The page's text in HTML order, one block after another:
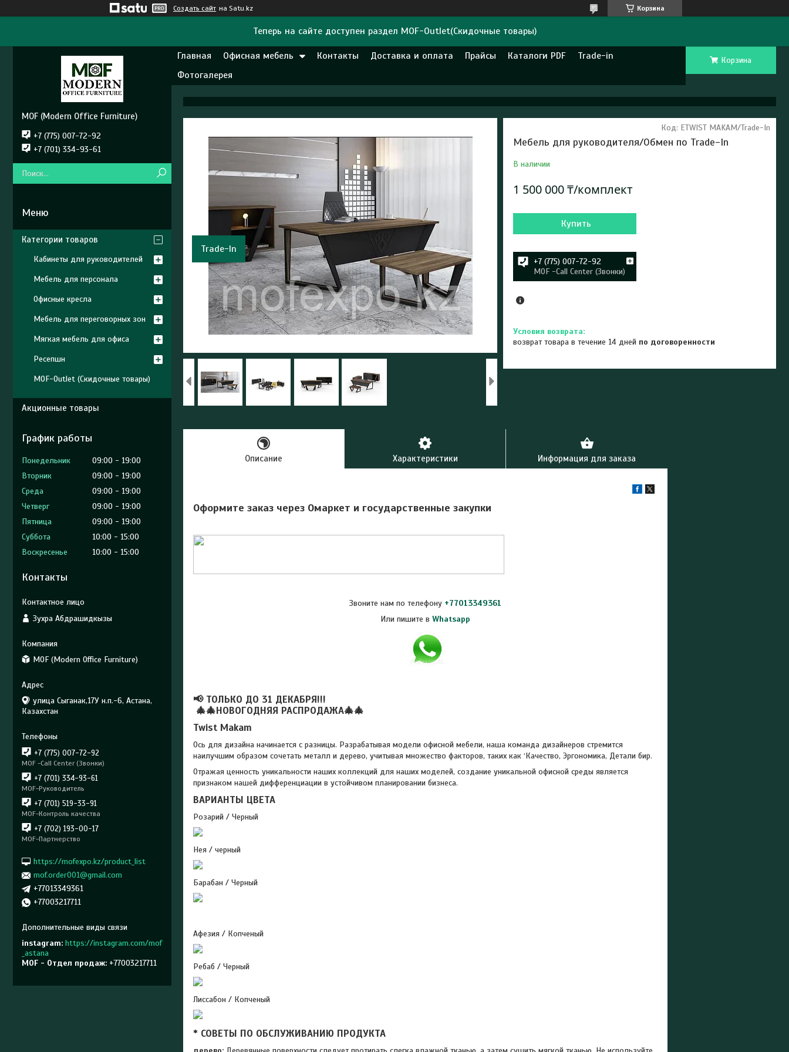
Создать сайт на Satu.kz Корзина
Теперь на сайте доступен раздел MOF-Outlet(Скидочные товары)
Главная Офисная мебель Контакты Доставка и оплата Прайсы Каталоги PDF
Trade-in
Фотогалерея
Корзина
Trade-In
Мебель для руководителя/Обмен по Trade-In
В наличии
Код: ETWIST MAKAM/Trade-In
1 500 000 ₸/комплект
Купить
+7 (775) 007-72-92
MOF -Call Center (Звонки)
возврат товара в течение 14 дней по договоренности
Описание Характеристики Информация для заказа
Оформите заказ через Омаркет и государственные закупки
Звоните нам по телефону +77013349361
Или пишите в Whatsapp
📢 ТОЛЬКО ДО 31 ДЕКАБРЯ!!!
🎄🎄НОВОГОДНЯЯ РАСПРОДАЖА🎄🎄
Twist Makam
Ось для дизайна начинается с разницы. Разрабатывая модели офисной мебели, наша команда дизайнеров стремится
наилучшим образом сочетать металл и дерево, учитывая множество факторов, таких как ‘Качество, Эргономика, Детали бир.
Отражая ценность уникальности наших коллекций для наших моделей, создание уникальной офисной среды является
признаком нашей дифференциации в устойчивом планировании бизнеса.
ВАРИАНТЫ ЦВЕТА
Розарий / Черный
Нея / черный
Барабан / Черный
Афезия / Копченый
Ребаб / Черный
Лиссабон / Копченый
* СОВЕТЫ ПО ОБСЛУЖИВАНИЮ ПРОДУКТА
MOF (Modern Office Furniture)
+7 (775) 007-72-92
+7 (701) 334-93-61
Категории товаров
Кабинеты для руководителей
Мебель для персонала
Офисные кресла
Мебель для переговорных зон
Мягкая мебель для офиса
Ресепшн
MOF-Outlet (Скидочные товары)
Акционные товары
График работы
Понедельник 09:00
19:00
Вторник
09:00
19:00
Среда
09:00
19:00
Четверг
09:00
19:00
Пятница
09:00
19:00
Суббота
10:00
15:00
Воскресенье
10:00 15:00
Контакты
Зухра Абдрашидкызы
MOF (Modern Office Furniture)
улица Сыганак,17У н.п.-6, Астана,
Казахстан
+7 (775) 007-72-92
MOF -Call Center (Звонки)
+7 (701) 334-93-61
MOF-Руководитель
+7 (701) 519-33-91
MOF-Контроль качества
+7 (702) 193-00-17
MOF-Партнерство
https://mofexpo.kz/product_list
mof.order001@gmail.com
+77013349361
+77003217711
instagram https://instagram.com/mof
_astana
MOF - Отдел продаж +77003217711